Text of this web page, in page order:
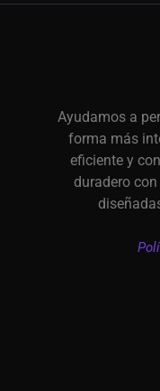
Ayudamos a
forma más
eficiente y
duradero